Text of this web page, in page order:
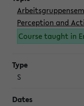
Perception and
Course taught in
S